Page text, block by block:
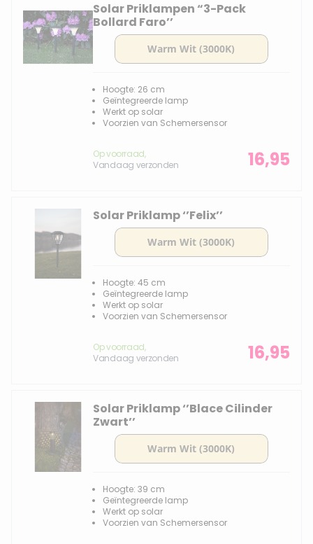
Solar Priklampen “3-Pack
Bollard Faro’’
Hoogte: 26 cm
Geïntegreerde lamp
Werkt op solar
Voorzien van Schemersensor
Op voorraad,
Vandaag verzonden
16,95
Solar Priklamp ‘’Felix’’
Hoogte: 45 cm
Geïntegreerde lamp
Werkt op solar
Voorzien van Schemersensor
Op voorraad,
Vandaag verzonden
16,95
Solar Priklamp ‘’Blace Cilinder
Zwart’’
Hoogte: 39 cm
Geïntegreerde lamp
Werkt op solar
Voorzien van Schemersensor